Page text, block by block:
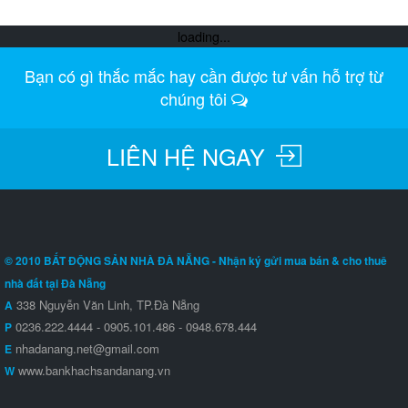
loading...
Bạn có gì thắc mắc hay cần được tư vấn hỗ trợ từ
chúng tôi
LIÊN HỆ NGAY
© 2010 BẤT ĐỘNG SẢN NHÀ ĐÀ NẴNG - Nhận ký gửi mua bán & cho thuê
nhà đất tại Đà Nẵng
A 338 Nguyễn Văn Linh, TP.Đà Nẵng
P 0236.222.4444 - 0905.101.486 - 0948.678.444
E nhadanang.net@gmail.com
W www.bankhachsandanang.vn